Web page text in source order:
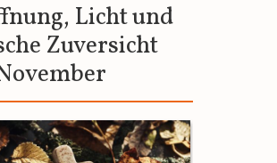
Licht und
Zuversicht